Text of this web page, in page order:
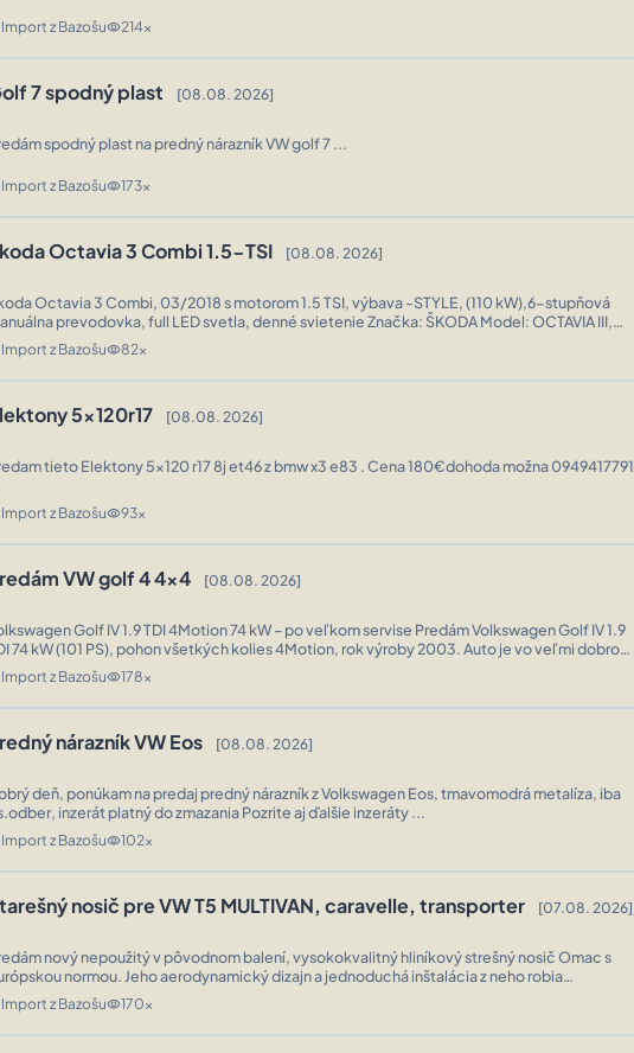
Import z Bazošuvisibility214x
7 spodný plast [08.08. 2026]
spodný plast na predný nárazník VW golf 7 ...
Import z Bazošuvisibility173x
Octavia 3 Combi 1.5-TSI [08.08. 2026]
Octavia 3 Combi, 03/2018 s motorom 1.5 TSI, výbava -STYLE, (110 kW),6-stupňová
prevodovka, full LED svetla, denné svietenie Značka: ŠKODA Model: OCTAVIA III,
Import z Bazošuvisibility82x
5x120r17 [08.08. 2026]
tieto Elektony 5x120 r17 8j et46 z bmw x3 e83 . Cena 180€dohoda možna 0949417791
Import z Bazošuvisibility93x
VW golf 4 4x4 [08.08. 2026]
Golf IV 1.9 TDI 4Motion 74 kW – po veľkom servise Predám Volkswagen Golf IV 1.9
74 kW (101 PS), pohon všetkých kolies 4Motion, rok výroby 2003. Auto je vo veľmi dobrom
stave, pravidelne servisované a v poslednom období pr ...
Import z Bazošuvisibility178x
nárazník VW Eos [08.08. 2026]
deň, ponúkam na predaj predný nárazník z Volkswagen Eos, tmavomodrá metalíza, iba
os.odber, inzerát platný do zmazania Pozrite aj ďalšie inzeráty ...
Import z Bazošuvisibility102x
nosič pre VW T5 MULTIVAN, caravelle, transporter [07.08. 2026]
nový nepoužitý v pôvodnom balení, vysokokvalitný hliníkový strešný nosič Omac s
normou. Jeho aerodynamický dizajn a jednoduchá inštalácia z neho robia
Import z Bazošuvisibility170x